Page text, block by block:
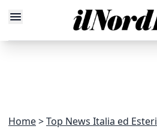
Home Top News Italia ed Esteri